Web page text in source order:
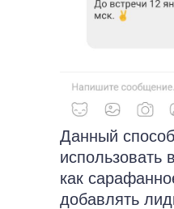
Данный
использовать
как
добавлять